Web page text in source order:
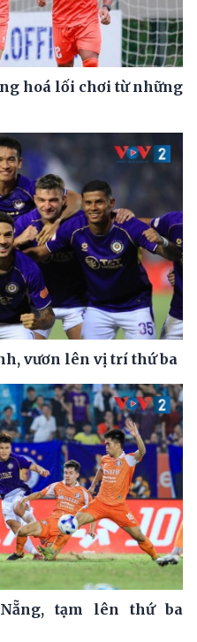
hoá lối chơi từ những
vươn lên vị trí thứ ba
tạm lên thứ ba